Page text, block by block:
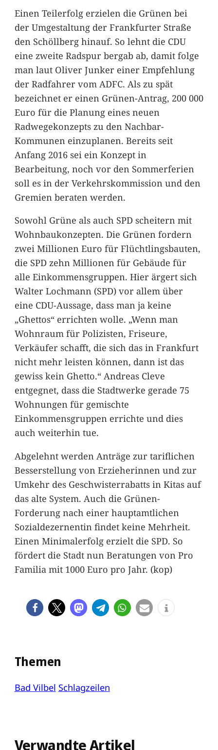
Einen Teilerfolg erzielen die Grünen bei
der Umgestaltung der Frankfurter Straße
den Schöllberg hinauf. So lehnt die CDU
eine zweite Radspur bergab ab, damit folge
man laut Oliver Junker einer Empfehlung
der Radfahrer vom ADFC. Als zu spät
bezeichnet er einen Grünen-Antrag, 200 000
Euro für die Planung eines neuen
Radwegekonzepts zu den Nachbar-
Kommunen einzuplanen. Bereits seit
Anfang 2016 sei ein Konzept in
Bearbeitung, noch vor den Sommerferien
soll es in der Verkehrskommission und den
Gremien beraten werden.
Sowohl Grüne als auch SPD scheitern mit
Wohnbaukonzepten. Die Grünen fordern
zwei Millionen Euro für Flüchtlingsbauten,
die SPD zehn Millionen für Gebäude für
alle Einkommensgruppen. Hier ärgert sich
Walter Lochmann (SPD) vor allem über
eine CDU-Aussage, dass man ja keine
„Ghettos“ errichten wolle. „Wenn man
Wohnraum für Polizisten, Friseure,
Verkäufer schafft, die sich das in Frankfurt
nicht mehr leisten können, dann ist das
gewiss kein Ghetto.“ Andreas Cleve
entgegnet, dass die Stadtwerke gerade 75
Wohnungen für gemischte
Einkommensgruppen errichte und dies
auch weiterhin tue.
Abgelehnt werden Anträge zur tariflichen
Besserstellung von Erzieherinnen und zur
Umkehr des Geschwisterrabatts in Kitas auf
das alte System. Auch die Grünen-
Forderung nach einer hauptamtlichen
Sozialdezernentin findet keine Mehrheit.
Einen Minimalerfolg erzielt die SPD. So
fördert die Stadt nun Beratungen von Pro
Familia mit 1000 Euro pro Jahr. (kop)
Themen
Bad Vilbel Schlagzeilen
Verwandte Artikel